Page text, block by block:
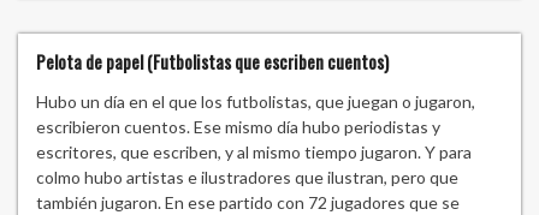
Pelota de papel (Futbolistas que escriben cuentos)
Hubo un día en el que los futbolistas, que juegan o jugaron,
escribieron cuentos. Ese mismo día hubo periodistas y
escritores, que escriben, y al mismo tiempo jugaron. Y para
colmo hubo artistas e ilustradores que ilustran, pero que
también jugaron. En ese partido con 72 jugadores que se